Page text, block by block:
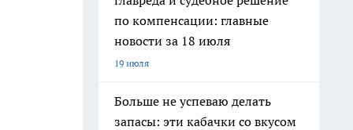
по компенсации: главные
новости за 18 июля
19 июля
Больше не успеваю делать
запасы: эти кабачки со вкусом